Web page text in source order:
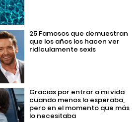
25 Famosos que demuestran
que los años los hacen ver
ridículamente sexis
Gracias por entrar a mi vida
cuando menos lo esperaba,
pero en el momento que más
lo necesitaba